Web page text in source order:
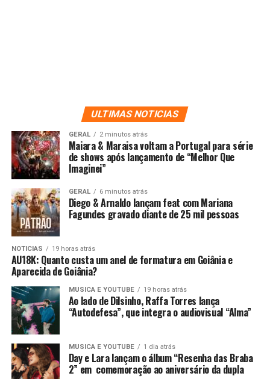
ULTIMAS NOTICIAS
GERAL 2 minutos atrás
Maiara & Maraisa voltam a Portugal para série
de shows após lançamento de “Melhor Que
Imaginei”
GERAL 6 minutos atrás
Diego & Arnaldo lançam feat com Mariana
Fagundes gravado diante de 25 mil pessoas
NOTICIAS 19 horas atrás
AU18K: Quanto custa um anel de formatura em Goiânia e
Aparecida de Goiânia?
MUSICA E YOUTUBE 19 horas atrás
Ao lado de Dilsinho, Raffa Torres lança
“Autodefesa”, que integra o audiovisual “Alma”
MUSICA E YOUTUBE 1 dia atrás
Day e Lara lançam o álbum “Resenha das Braba
2” em comemoração ao aniversário da dupla